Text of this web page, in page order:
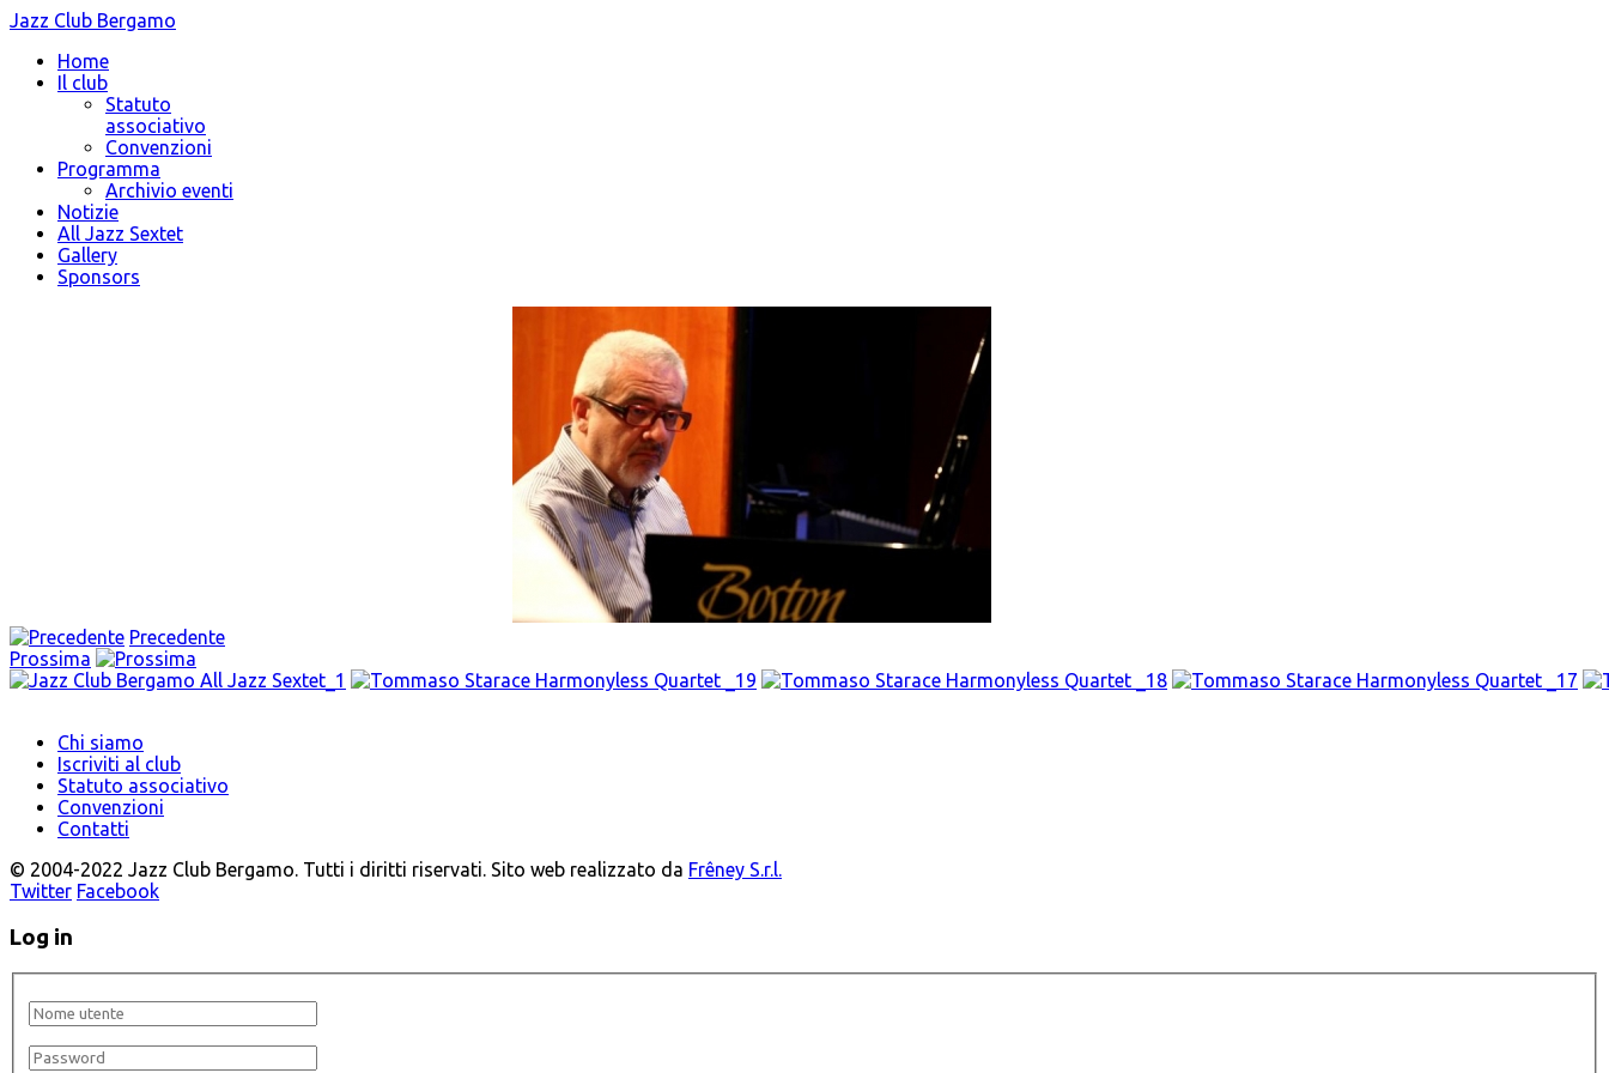
Jazz Club Bergamo
Home
Il club
Statuto
associativo
Convenzioni
Programma
Archivio eventi
Notizie
All Jazz Sextet
Gallery
Sponsors
Precedente
Prossima
Chi siamo
Iscriviti al club
Statuto associativo
Convenzioni
Contatti
© 2004-2022 Jazz Club Bergamo. Tutti i diritti riservati. Sito web realizzato da Frêney S.r.l.
Twitter Facebook
Log in